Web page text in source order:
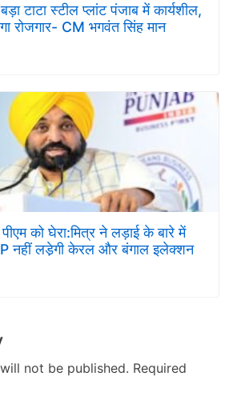
टाटा स्टील प्लांट पंजाब में कार्यशील,
रोजगार- CM भगवंत सिंह मान
को घेरा:मित्र ने लड़ाई के बारे में
नहीं लडे़गी केरल और बंगाल इलेक्शन
not be published. Required